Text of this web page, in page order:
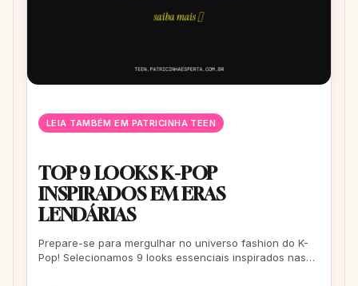
LEIA TAMBÉM EM PATRICINHA TEEN
TOP 9 LOOKS K-POP
INSPIRADOS EM ERAS
LENDÁRIAS
Prepare-se para mergulhar no universo fashion do K-
Pop! Selecionamos 9 looks essenciais inspirados nas